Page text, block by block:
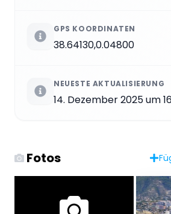
GPS KOORDINATEN
38.64130,0.04800
NEUESTE AKTUALISIERUNG
14. Dezember 2025 um
Fotos